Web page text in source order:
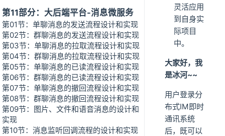
第11部分：大后端平台-消息微服务
第01节：单聊消息的发送流程设计和实现
第02节：群聊消息的发送流程设计和实现
第03节：单聊消息的拉取流程设计和实现
第04节：群聊消息的拉取流程设计和实现
第05节：单聊消息的已读流程设计和实现
第06节：群聊消息的已读流程设计和实现
第07节：单聊消息的撤回流程设计和实现
第08节：群聊消息的撤回流程设计和实现
第09节：图片、文件和语音消息的设计和
实现
第10节：消息监听回调流程的设计和实现
灵活应用
到自身实
际项目
中。
大家好，我
是冰河~~
用户登录分
布式IM即时
通讯系统
后，既可以